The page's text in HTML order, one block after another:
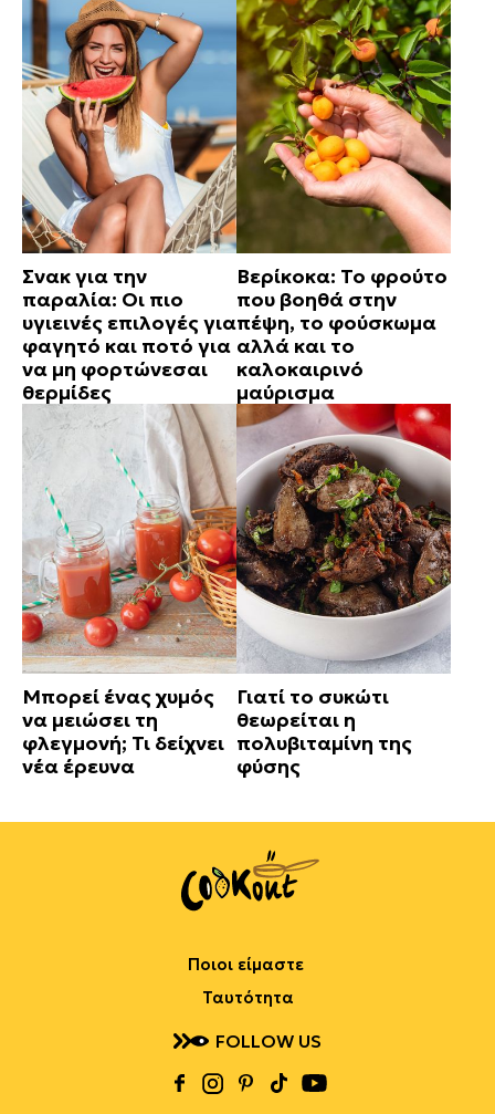
Σνακ για την
παραλία: Οι πιο
υγιεινές επιλογές για
φαγητό και ποτό για
να μη φορτώνεσαι
θερμίδες
Βερίκοκα: Το φρούτο
που βοηθά στην
πέψη, το φούσκωμα
αλλά και το
καλοκαιρινό
μαύρισμα
Μπορεί ένας χυμός
να μειώσει τη
φλεγμονή; Τι δείχνει
νέα έρευνα
Γιατί το συκώτι
θεωρείται η
πολυβιταμίνη της
φύσης
Ποιοι είμαστε
Ταυτότητα
FOLLOW US